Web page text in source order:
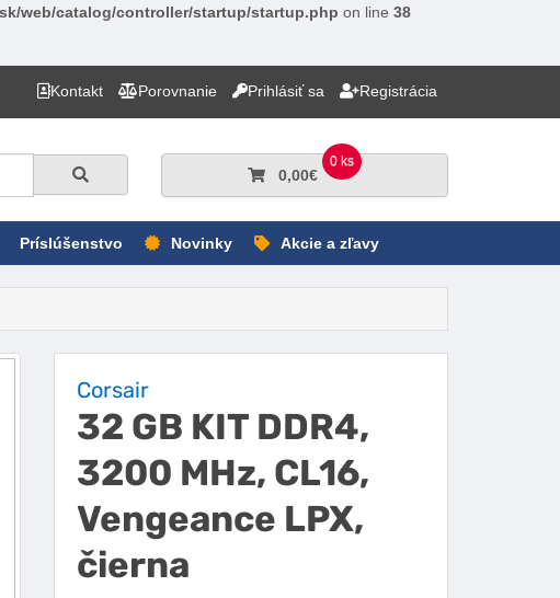
web/catalog/controller/startup/startup.php on line 38
Kontakt Porovnanie Prihlásiť sa Registrácia
Hľadať
0 ks
0,00€
Príslúšenstvo Novinky Akcie a zľavy
Corsair
32 GB KIT DDR4,
3200 MHz, CL16,
Vengeance LPX,
čierna